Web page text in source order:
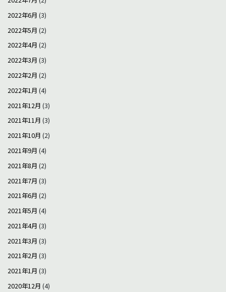
2022年6月 (3)
2022年5月 (2)
2022年4月 (2)
2022年3月 (3)
2022年2月 (2)
2022年1月 (4)
2021年12月 (3)
2021年11月 (3)
2021年10月 (2)
2021年9月 (4)
2021年8月 (2)
2021年7月 (3)
2021年6月 (2)
2021年5月 (4)
2021年4月 (3)
2021年3月 (3)
2021年2月 (3)
2021年1月 (3)
2020年12月 (4)